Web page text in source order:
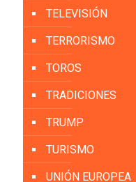
TELEVISIÓN
TERRORISMO
TOROS
TRADICIONES
TRUMP
TURISMO
UNIÓN EUROPEA